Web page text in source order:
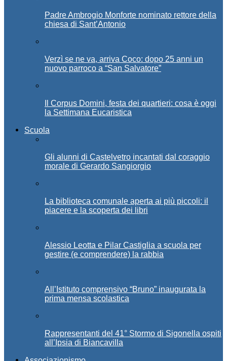
Padre Ambrogio Monforte nominato rettore della
chiesa di Sant’Antonio
Verzì se ne va, arriva Coco: dopo 25 anni un
nuovo parroco a “San Salvatore”
Il Corpus Domini, festa dei quartieri: cosa è oggi
la Settimana Eucaristica
Scuola
Gli alunni di Castelvetro incantati dal coraggio
morale di Gerardo Sangiorgio
La biblioteca comunale aperta ai più piccoli: il
piacere e la scoperta dei libri
Alessio Leotta e Pilar Castiglia a scuola per
gestire (e comprendere) la rabbia
All’Istituto comprensivo “Bruno” inaugurata la
prima mensa scolastica
Rappresentanti del 41° Stormo di Sigonella ospiti
all’Ipsia di Biancavilla